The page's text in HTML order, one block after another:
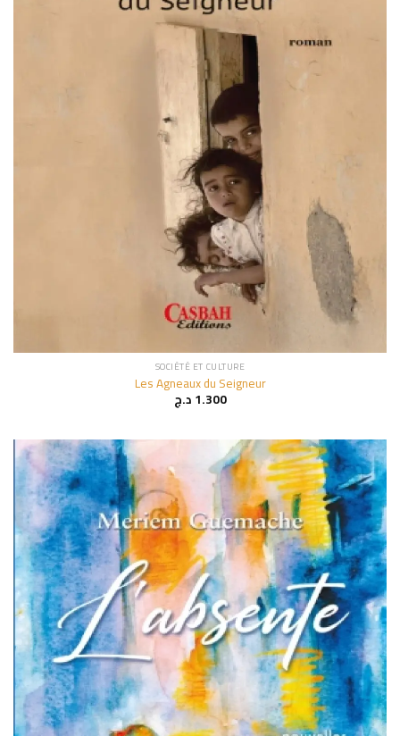
SOCIÉTÉ ET CULTURE
Les Agneaux du Seigneur
1.300د.ج